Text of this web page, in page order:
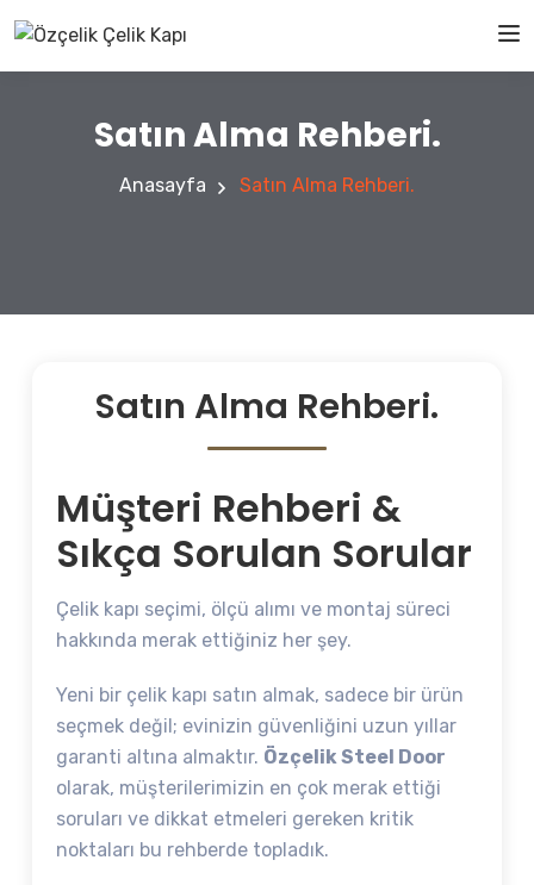
Satın Alma Rehberi.
Anasayfa Satın Alma Rehberi.
Satın Alma Rehberi.
Müşteri Rehberi &
Sıkça Sorulan Sorular
Çelik kapı seçimi, ölçü alımı ve montaj süreci
hakkında merak ettiğiniz her şey.
Yeni bir çelik kapı satın almak, sadece bir ürün
seçmek değil; evinizin güvenliğini uzun yıllar
garanti altına almaktır. Özçelik Steel Door
olarak, müşterilerimizin en çok merak ettiği
soruları ve dikkat etmeleri gereken kritik
noktaları bu rehberde topladık.